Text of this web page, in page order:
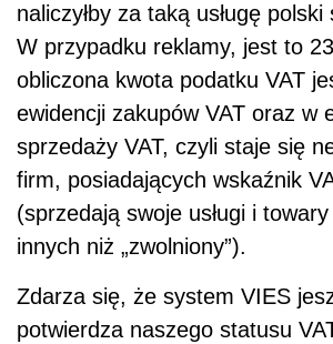
naliczyłby za taką usługę
W przypadku reklamy, jest to
obliczona kwota podatku VAT
ewidencji zakupów VAT oraz w
sprzedaży VAT, czyli staje się
firm, posiadających wskaźnik
(sprzedają swoje usługi i
innych niż „zwolniony”).
Zdarza się, że system VIES
potwierdza naszego statusu